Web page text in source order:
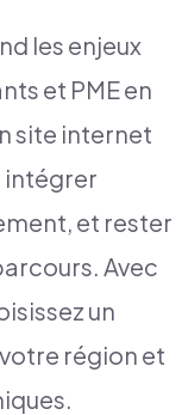
les enjeux
et PME en
site internet
intégrer
et rester
Avec
un
région et